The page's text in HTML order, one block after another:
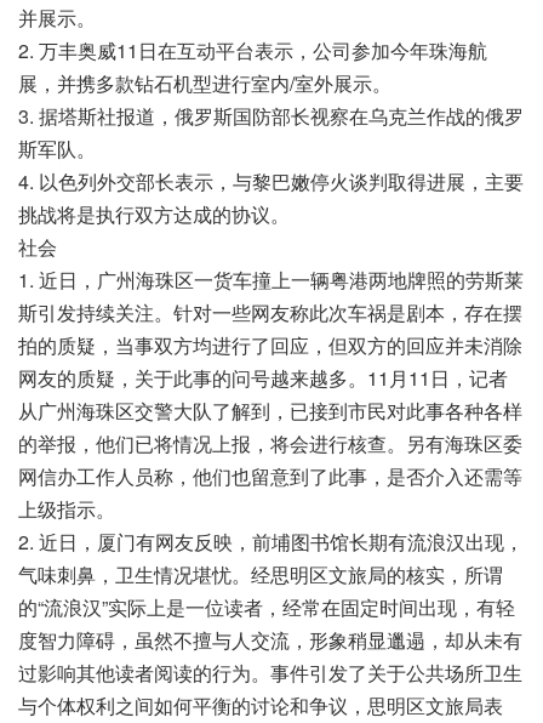
并展示。
2. 万丰奥威11日在互动平台表示，公司参加今年珠海航
展，并携多款钻石机型进行室内/室外展示。
3. 据塔斯社报道，俄罗斯国防部长视察在乌克兰作战的俄罗
斯军队。
4. 以色列外交部长表示，与黎巴嫩停火谈判取得进展，主要
挑战将是执行双方达成的协议。
社会
1. 近日，广州海珠区一货车撞上一辆粤港两地牌照的劳斯莱
斯引发持续关注。针对一些网友称此次车祸是剧本，存在摆
拍的质疑，当事双方均进行了回应，但双方的回应并未消除
网友的质疑，关于此事的问号越来越多。11月11日，记者
从广州海珠区交警大队了解到，已接到市民对此事各种各样
的举报，他们已将情况上报，将会进行核查。另有海珠区委
网信办工作人员称，他们也留意到了此事，是否介入还需等
上级指示。
2. 近日，厦门有网友反映，前埔图书馆长期有流浪汉出现，
气味刺鼻，卫生情况堪忧。经思明区文旅局的核实，所谓
的“流浪汉”实际上是一位读者，经常在固定时间出现，有轻
度智力障碍，虽然不擅与人交流，形象稍显邋遢，却从未有
过影响其他读者阅读的行为。事件引发了关于公共场所卫生
与个体权利之间如何平衡的讨论和争议，思明区文旅局表